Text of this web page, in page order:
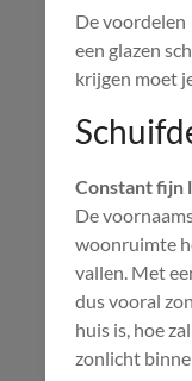
De voordelen
een glazen
krijgen moet
Constant fijn
De
woonruimte
vallen. Met
dus vooral
huis is, hoe
zonlicht